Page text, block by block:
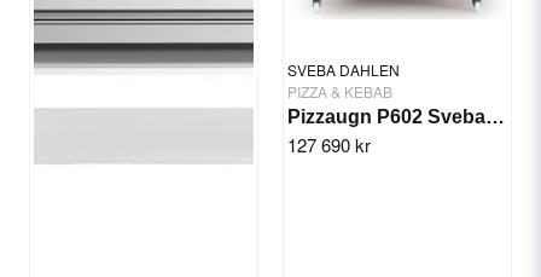
SVEBA DAHLEN
PIZZA & KEBAB
Pizzaugn P602 Sveba Dahlen - 2 däck
127 690 kr
Skicka fråga